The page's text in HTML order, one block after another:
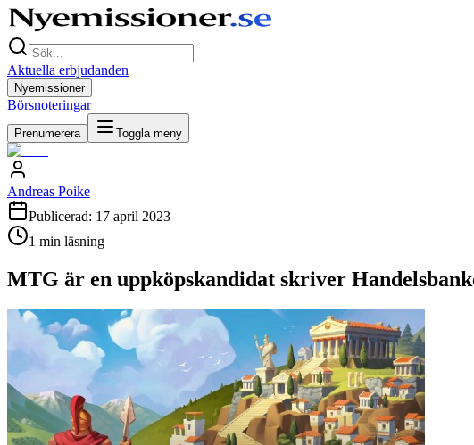
Aktuella erbjudanden
Nyemissioner
Börsnoteringar
Prenumerera Toggla meny
Andreas Poike
Publicerad: 17 april 2023
1 min läsning
MTG är en uppköpskandidat skriver